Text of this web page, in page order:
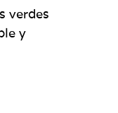
verdes
y